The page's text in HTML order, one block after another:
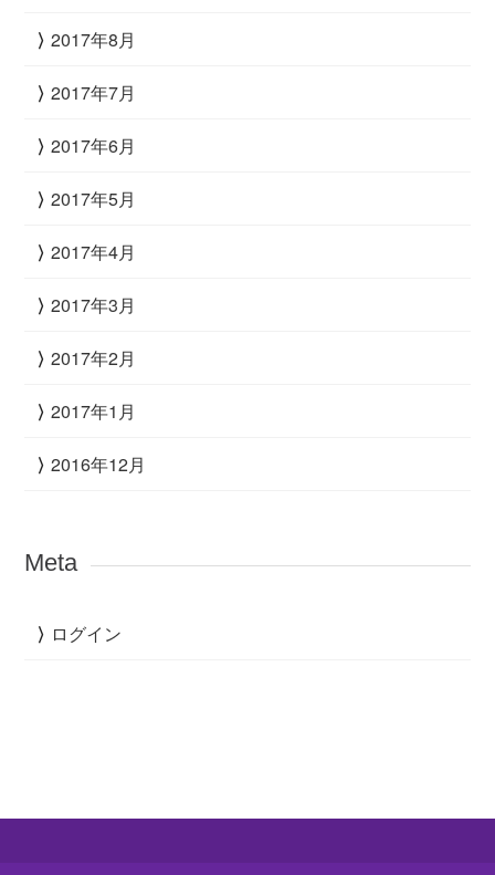
2017年8月
2017年7月
2017年6月
2017年5月
2017年4月
2017年3月
2017年2月
2017年1月
2016年12月
Meta
ログイン